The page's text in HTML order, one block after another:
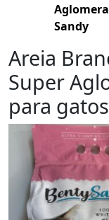
Sandy
Areia
Super
para